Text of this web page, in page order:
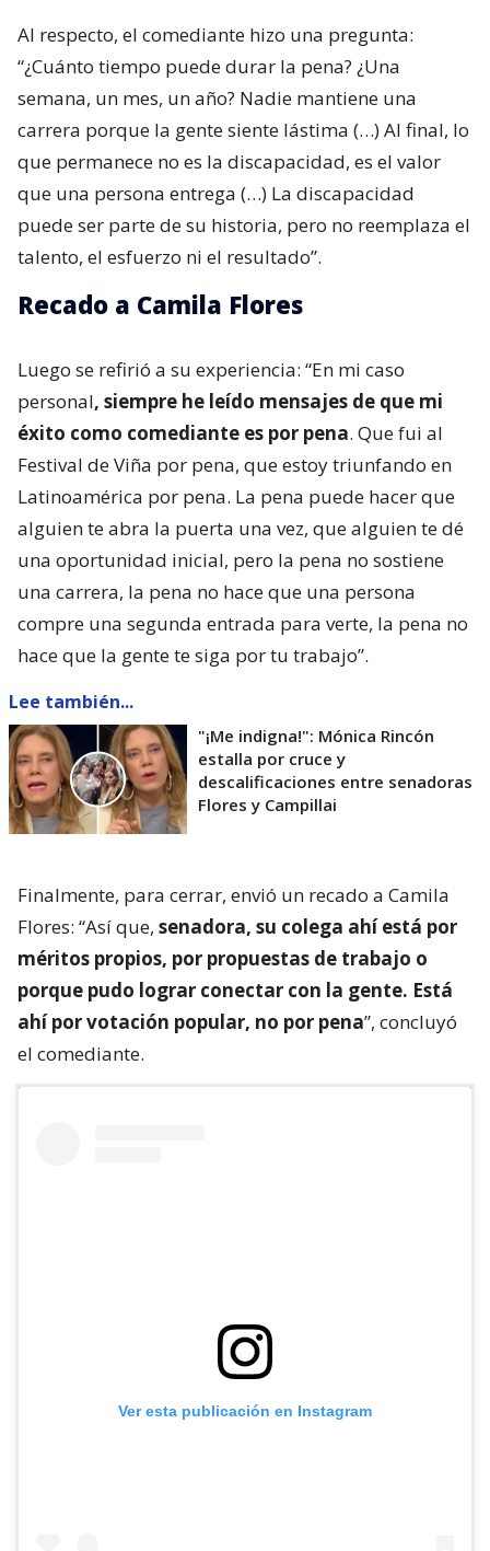
Al respecto, el comediante hizo una pregunta:
“¿Cuánto tiempo puede durar la pena? ¿Una
semana, un mes, un año? Nadie mantiene una
carrera porque la gente siente lástima (…) Al final, lo
que permanece no es la discapacidad, es el valor
que una persona entrega (…) La discapacidad
puede ser parte de su historia, pero no reemplaza el
talento, el esfuerzo ni el resultado”.
Recado a Camila Flores
Luego se refirió a su experiencia: “En mi caso
personal, siempre he leído mensajes de que mi
éxito como comediante es por pena. Que fui al
Festival de Viña por pena, que estoy triunfando en
Latinoamérica por pena. La pena puede hacer que
alguien te abra la puerta una vez, que alguien te dé
una oportunidad inicial, pero la pena no sostiene
una carrera, la pena no hace que una persona
compre una segunda entrada para verte, la pena no
hace que la gente te siga por tu trabajo”.
Lee también...
"¡Me indigna!": Mónica Rincón
estalla por cruce y
descalificaciones entre senadoras
Flores y Campillai
Finalmente, para cerrar, envió un recado a Camila
Flores: “Así que, senadora, su colega ahí está por
méritos propios, por propuestas de trabajo o
porque pudo lograr conectar con la gente. Está
ahí por votación popular, no por pena”, concluyó
el comediante.
Ver esta publicación en Instagram